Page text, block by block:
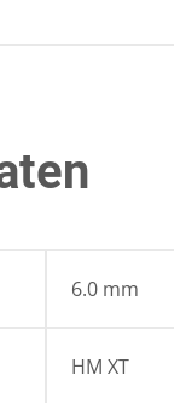
6.0 mm
HM XT